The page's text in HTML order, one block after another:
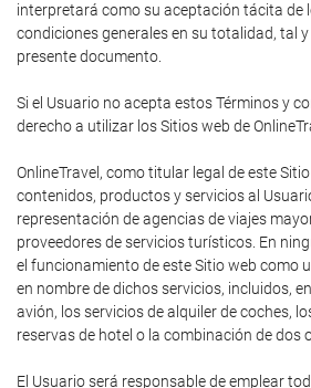
interpretará como su aceptación tácita de
condiciones generales en su totalidad, tal y
presente documento.
Si el Usuario no acepta estos Términos y
derecho a utilizar los Sitios web de
OnlineTravel, como titular legal de este
contenidos, productos y servicios al
representación de agencias de viajes
proveedores de servicios turísticos. En
el funcionamiento de este Sitio web como
en nombre de dichos servicios, incluidos,
avión, los servicios de alquiler de coches,
reservas de hotel o la combinación de dos
El Usuario será responsable de emplear